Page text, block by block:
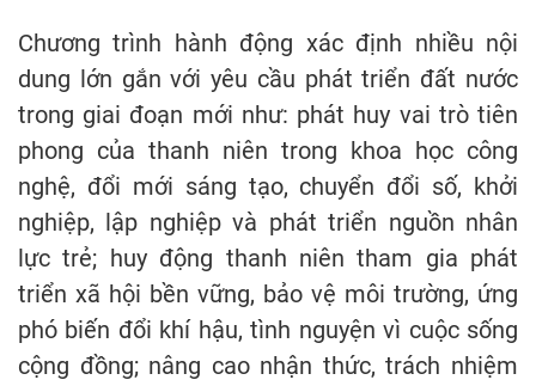
Chương trình hành động xác định nhiều nội
dung lớn gắn với yêu cầu phát triển đất nước
trong giai đoạn mới như: phát huy vai trò tiên
phong của thanh niên trong khoa học công
nghệ, đổi mới sáng tạo, chuyển đổi số, khởi
nghiệp, lập nghiệp và phát triển nguồn nhân
lực trẻ; huy động thanh niên tham gia phát
triển xã hội bền vững, bảo vệ môi trường, ứng
phó biến đổi khí hậu, tình nguyện vì cuộc sống
cộng đồng; nâng cao nhận thức, trách nhiệm